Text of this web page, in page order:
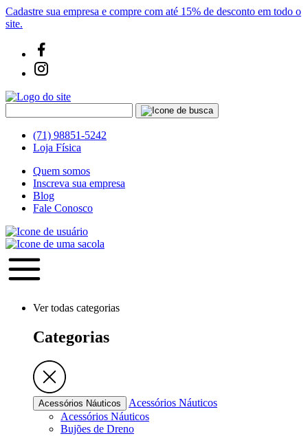
Cadastre sua empresa e compre com até 15% de desconto em todo o
site.
(71) 98851-5242
Loja Física
Quem somos
Inscreva sua empresa
Blog
Fale Conosco
Ver todas categorias
Categorias
Acessórios Náuticos
Acessórios Náuticos
Acessórios Náuticos
Bujões de Dreno